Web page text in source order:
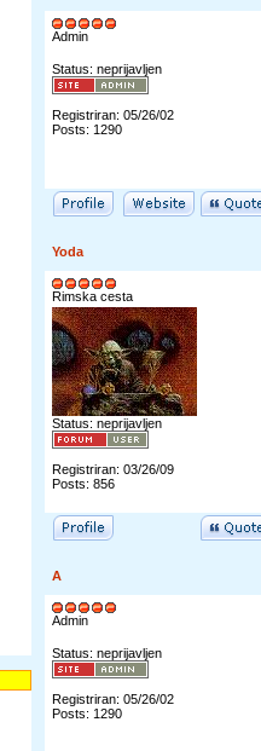
Admin
Status: neprijavljen
Registriran: 05/26/02
Posts: 1290
Yoda
Rimska cesta
Status: neprijavljen
Registriran: 03/26/09
Posts: 856
A
Admin
Status: neprijavljen
Registriran: 05/26/02
Posts: 1290